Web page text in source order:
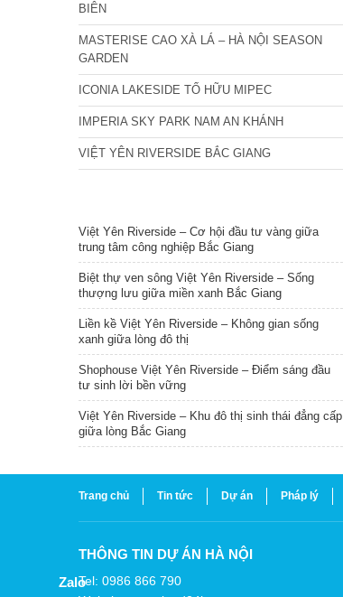
BIÊN
MASTERISE CAO XÀ LÁ – HÀ NỘI SEASON
GARDEN
ICONIA LAKESIDE TỐ HỮU MIPEC
IMPERIA SKY PARK NAM AN KHÁNH
VIỆT YÊN RIVERSIDE BẮC GIANG
Việt Yên Riverside – Cơ hội đầu tư vàng giữa
trung tâm công nghiệp Bắc Giang
Biệt thự ven sông Việt Yên Riverside – Sống
thượng lưu giữa miền xanh Bắc Giang
Liền kề Việt Yên Riverside – Không gian sống
xanh giữa lòng đô thị
Shophouse Việt Yên Riverside – Điểm sáng đầu
tư sinh lời bền vững
Việt Yên Riverside – Khu đô thị sinh thái đẳng cấp
giữa lòng Bắc Giang
Trang chủ Tin tức Dự án Pháp lý
THÔNG TIN DỰ ÁN HÀ NỘI
Tel: 0986 866 790
Zalo